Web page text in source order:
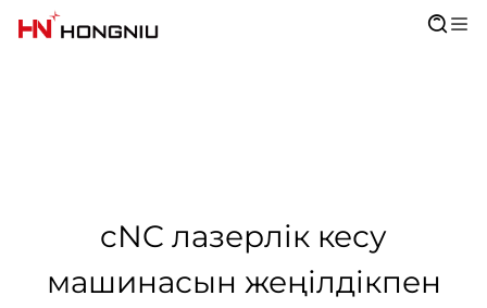
cNC лазерлік кесу
машинасын жеңілдікпен